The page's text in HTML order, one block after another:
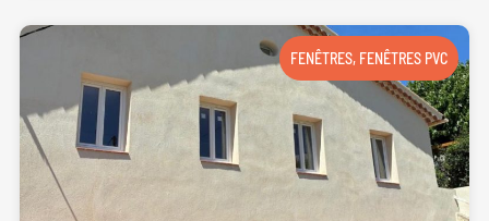
FENÊTRES, FENÊTRES PVC